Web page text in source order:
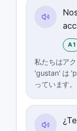
A1
私たちはア
'gustan' は
っています。